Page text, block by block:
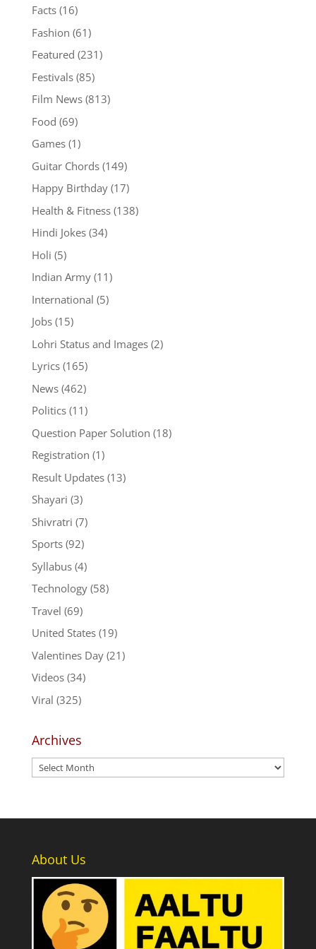
Facts(16)
Fashion (61)
Featured (231)
Festivals(85)
Film News(813)
Food (69)
Games(1)
Guitar Chords(149)
Happy Birthday(17)
Health & Fitness(138)
Hindi Jokes(34)
Holi (5)
Indian Army(11)
International (5)
Jobs(15)
Lohri Status and Images(2)
Lyrics(165)
News(462)
Politics(11)
Question Paper Solution (18)
Registration (1)
Result Updates(13)
Shayari (3)
Shivratri (7)
Sports(92)
Syllabus(4)
Technology(58)
Travel (69)
United States(19)
Valentines Day(21)
Videos(34)
Viral (325)
Archives
Archives
About Us